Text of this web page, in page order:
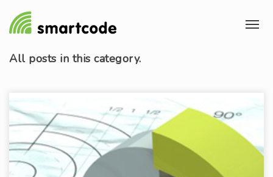
Allposts in this category.